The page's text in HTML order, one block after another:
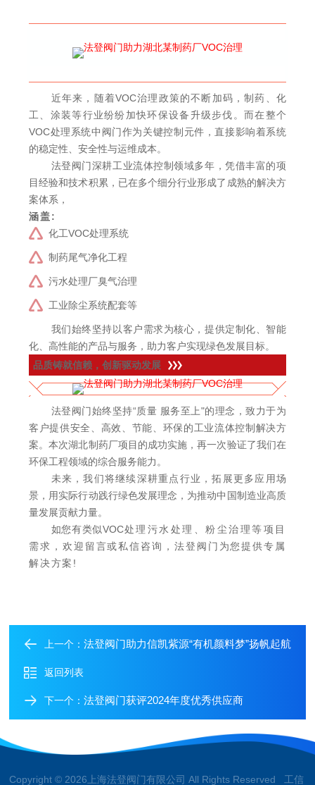
近年来，随着VOC治理政策的不断加码，制药、化
工、涂装等行业纷纷加快环保设备升级步伐。而在整个
VOC处理系统中阀门作为关键控制元件，直接影响着系统
的稳定性、安全性与运维成本。
法登阀门深耕工业流体控制领域多年，凭借丰富的项
目经验和技术积累，已在多个细分行业形成了成熟的解决方
案体系，
涵盖:
化工VOC处理系统
制药尾气净化工程
污水处理厂臭气治理
工业除尘系统配套等
我们始终坚持以客户需求为核心，提供定制化、智能
化、高性能的产品与服务，助力客户实现绿色发展目标。
品质铸就信赖，创新驱动发展
法登阀门始终坚持“质量 服务至上"的理念，致力于为
客户提供安全、高效、节能、环保的工业流体控制解决方
案。本次湖北制药厂项目的成功实施，再一次验证了我们在
环保工程领域的综合服务能力。
未来，我们将继续深耕重点行业，拓展更多应用场
景，用实际行动践行绿色发展理念，为推动中国制造业高质
量发展贡献力量。
如您有类似VOC处理污水处理、粉尘治理等项目
需求，欢迎留言或私信咨询，法登阀门为您提供专属
解决方案!
上一个：法登阀门助力信凯紫源“有机颜料梦”扬帆起航
返回列表
下一个：法登阀门获评2024年度优秀供应商
Copyright © 2026上海法登阀门有限公司 All Rights Reserved 工信